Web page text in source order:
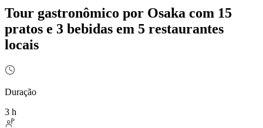
Tour gastronômico por Osaka com 15
pratos e 3 bebidas em 5 restaurantes
locais
Duração
3 h